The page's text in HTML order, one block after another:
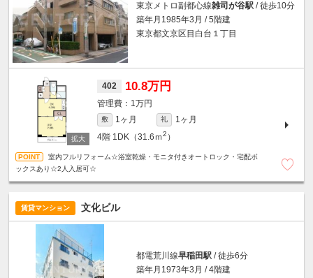
東京メトロ副都心線雑司が谷駅 / 徒歩10分
築年月1985年3月 / 5階建
東京都文京区目白台１丁目
402 10.8万円
1万円
敷 1ヶ月 礼
1ヶ月
4階 1DK（31.6ｍ2 ）
室内フルリフォーム☆浴室乾燥・モニタ付きオートロック・宅配ボ
ックスあり☆2人入居可☆
賃貸マンション 文化ビル
都電荒川線早稲田駅 / 徒歩6分
築年月1973年3月 / 4階建